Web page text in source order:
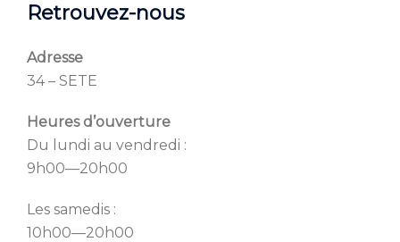
Retrouvez-nous
Adresse
34 – SETE
Heures d’ouverture
Du lundi au vendredi :
9h00—20h00
Les samedis :
10h00—20h00